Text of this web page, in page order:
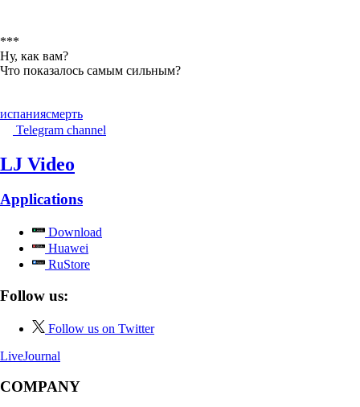
***
Ну, как вам?
Что показалось самым сильным?
испаниясмерть
Telegram channel
LJ Video
Applications
Download
Huawei
RuStore
Follow us:
Follow us on Twitter
LiveJournal
COMPANY